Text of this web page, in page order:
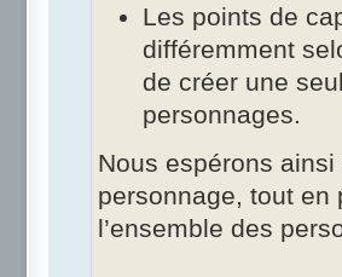
Les points de
différemment
de créer une
personnages.
Nous espérons
personnage, tout en
l’ensemble des